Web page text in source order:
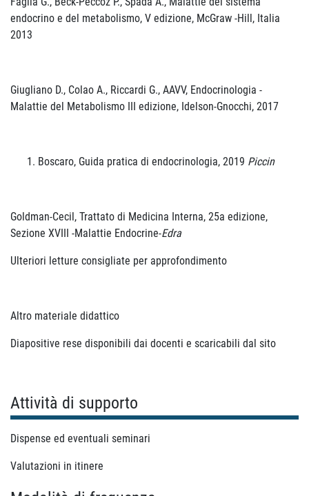
endocrino e del metabolismo, V edizione, McGraw -Hill, Italia
2013
Giugliano D., Colao A., Riccardi G., AAVV, Endocrinologia -
Malattie del Metabolismo III edizione, Idelson-Gnocchi, 2017
Boscaro, Guida pratica di endocrinologia, 2019 Piccin
Goldman-Cecil, Trattato di Medicina Interna, 25a edizione,
Sezione XVIII -Malattie Endocrine-Edra
Ulteriori letture consigliate per approfondimento
Altro materiale didattico
Diapositive rese disponibili dai docenti e scaricabili dal sito
Attività di supporto
Dispense ed eventuali seminari
Valutazioni in itinere